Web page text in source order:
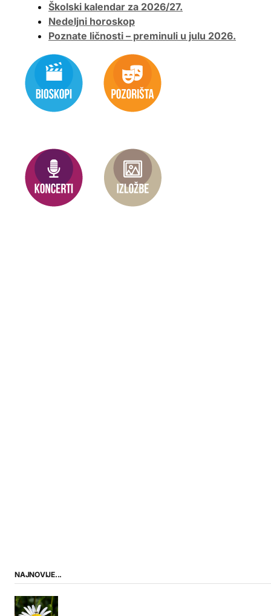
Školski kalendar za 2026/27.
Nedeljni horoskop
Poznate ličnosti – preminuli u julu 2026.
NAJNOVIJE...